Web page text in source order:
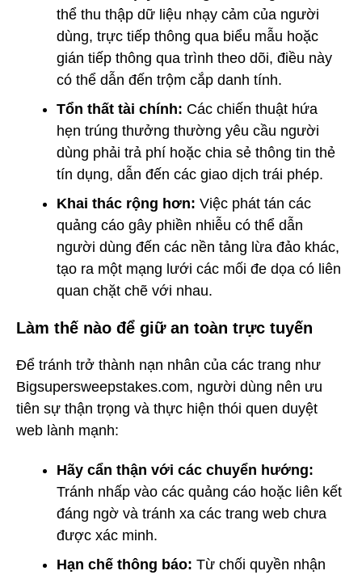
thể thu thập dữ liệu nhạy cảm của người
dùng, trực tiếp thông qua biểu mẫu hoặc
gián tiếp thông qua trình theo dõi, điều này
có thể dẫn đến trộm cắp danh tính.
Tổn thất tài chính: Các chiến thuật hứa
hẹn trúng thưởng thường yêu cầu người
dùng phải trả phí hoặc chia sẻ thông tin thẻ
tín dụng, dẫn đến các giao dịch trái phép.
Khai thác rộng hơn: Việc phát tán các
quảng cáo gây phiền nhiễu có thể dẫn
người dùng đến các nền tảng lừa đảo khác,
tạo ra một mạng lưới các mối đe dọa có liên
quan chặt chẽ với nhau.
Làm thế nào để giữ an toàn trực tuyến
Để tránh trở thành nạn nhân của các trang như
Bigsupersweepstakes.com, người dùng nên ưu
tiên sự thận trọng và thực hiện thói quen duyệt
web lành mạnh:
Hãy cẩn thận với các chuyển hướng:
Tránh nhấp vào các quảng cáo hoặc liên kết
đáng ngờ và tránh xa các trang web chưa
được xác minh.
Hạn chế thông báo: Từ chối quyền nhận